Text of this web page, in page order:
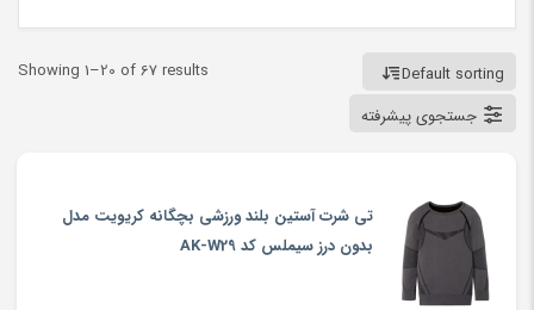
Showing 1–20 of 67 results
Default sorting
جستجوی پیشرفته
تی شرت آستین بلند ورزشی بچگانه کریویت مدل
بدون درز سیملس کد AK-W29